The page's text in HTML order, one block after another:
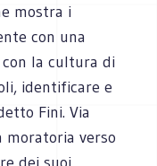
mostra i
con una
la cultura di
identificare e
Fini. Via
moratoria verso